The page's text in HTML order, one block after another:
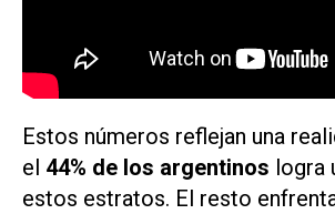
Estos números reflejan una
el 44% de los argentinos logra
estos estratos. El resto